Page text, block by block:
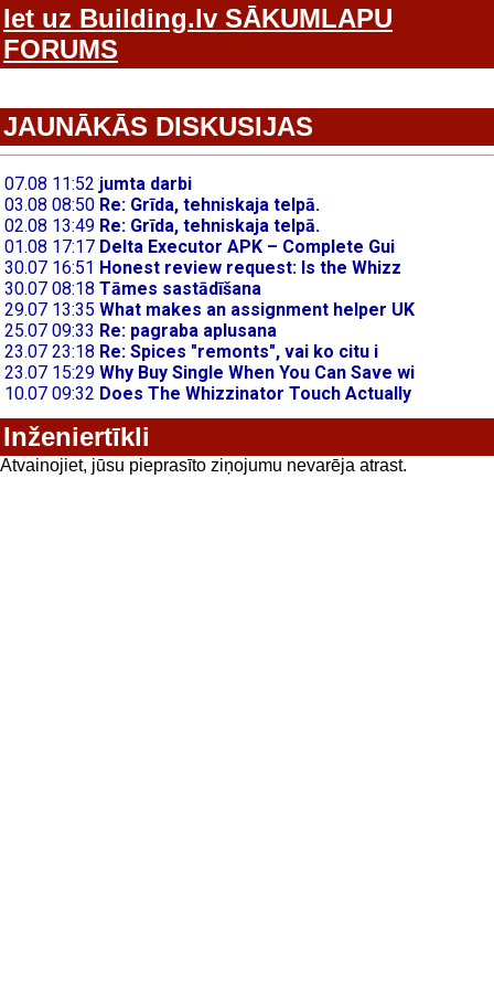
Iet uz Building.lv SĀKUMLAPU
FORUMS
JAUNĀKĀS DISKUSIJAS
Inženiertīkli
Atvainojiet, jūsu pieprasīto ziņojumu nevarēja atrast.